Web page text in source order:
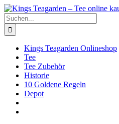
Zum
Inhalt
springen
Facebook
X
Instagram
Pinterest
Suche
nach:
Kings Teagarden Onlineshop
Tee
Tee Zubehör
Historie
10 Goldene Regeln
Depot